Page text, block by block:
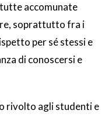
accomunate
soprattutto fra i
per sé stessi e
di conoscersi e
rivolto agli studenti e